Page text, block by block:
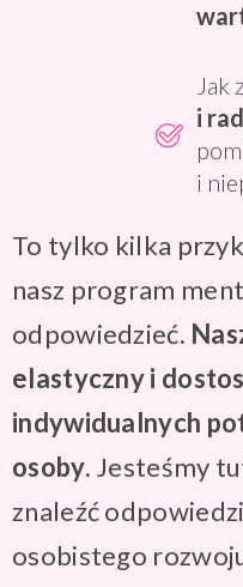
Jak
i
i
To tylko kilka
nasz program
odpowiedzieć.
elastyczny i
indywidualnych
osoby. Jesteśmy
znaleźć
osobistego